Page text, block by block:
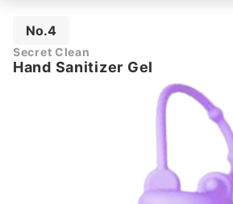
No.4
Secret Clean
Hand Sanitizer Gel